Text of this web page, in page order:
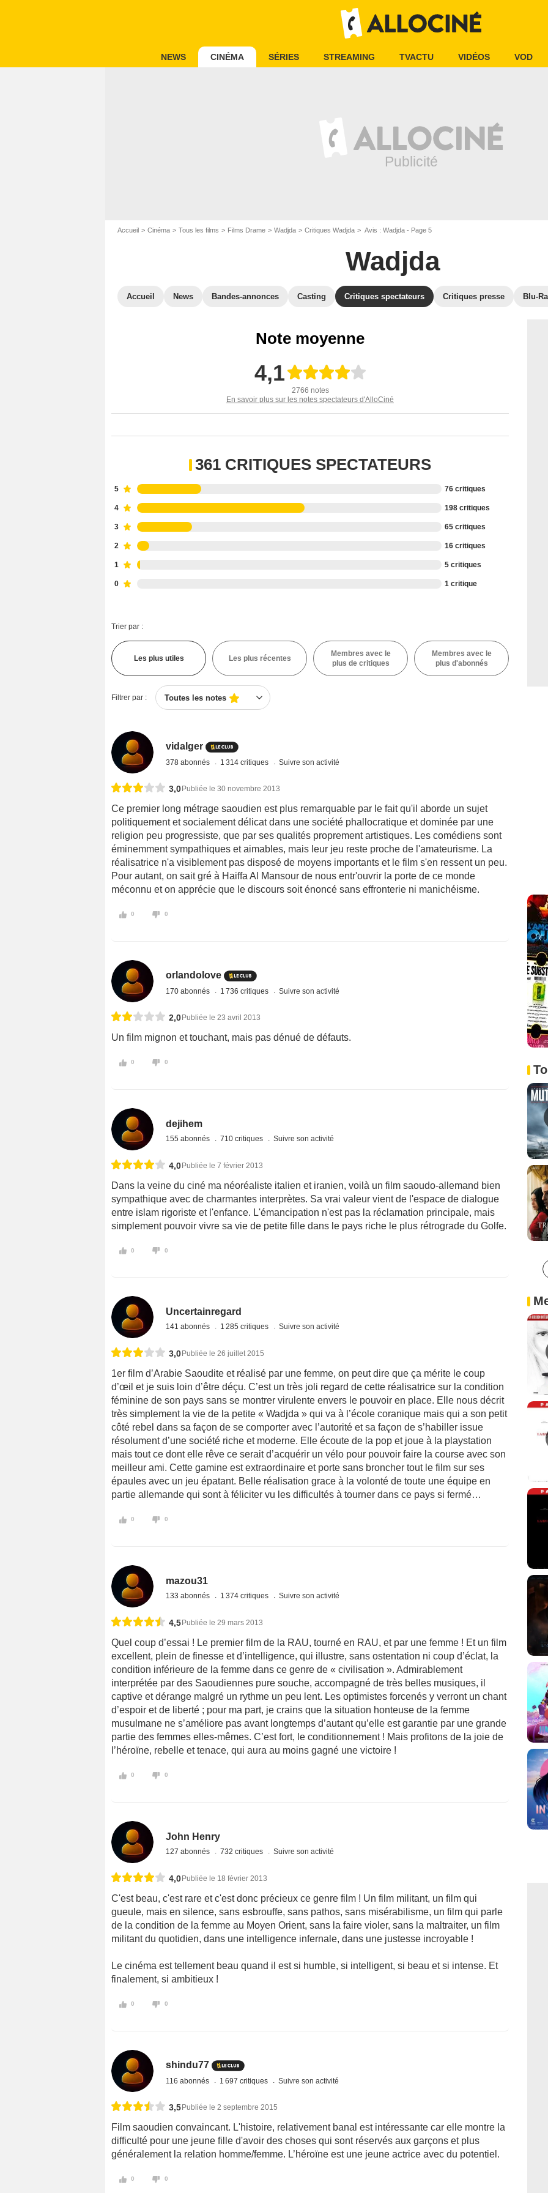
NEWS CINÉMA SÉRIES STREAMING TVACTU VIDÉOS VOD
Accueil Cinéma Tous les films Films Drame Wadjda Critiques Wadjda Avis : Wadjda - Page 5
Wadjda
Accueil News Bandes-annonces Casting Critiques spectateurs Critiques presse Blu-
Note moyenne
4,1
2766 notes
En savoir plus sur les notes spectateurs d'AlloCiné
361 CRITIQUES SPECTATEURS
5 76 critiques
4 198 critiques
3 65 critiques
2 16 critiques
1 5 critiques
0 1 critique
Trier par :
Les plus utiles Les plus récentes
Membres avec le
plus de critiques
Membres avec le
plus d'abonnés
Filtrer par : Toutes les notes
vidalger
378 abonnés 1 314 critiques Suivre son activité
3,0 Publiée le 30 novembre 2013
Ce premier long métrage saoudien est plus remarquable par le fait qu'il aborde un sujet
politiquement et socialement délicat dans une société phallocratique et dominée par une
religion peu progressiste, que par ses qualités proprement artistiques. Les comédiens sont
éminemment sympathiques et aimables, mais leur jeu reste proche de l'amateurisme. La
réalisatrice n'a visiblement pas disposé de moyens importants et le film s'en ressent un peu.
Pour autant, on sait gré à Haiffa Al Mansour de nous entr'ouvrir la porte de ce monde
méconnu et on apprécie que le discours soit énoncé sans effronterie ni manichéisme.
0 0
orlandolove
170 abonnés 1 736 critiques Suivre son activité
2,0Publiée le 23 avril 2013
Un film mignon et touchant, mais pas dénué de défauts.
0 0
dejihem
155 abonnés 710 critiques Suivre son activité
4,0Publiée le 7 février 2013
Dans la veine du ciné ma néoréaliste italien et iranien, voilà un film saoudo-allemand bien
sympathique avec de charmantes interprètes. Sa vrai valeur vient de l'espace de dialogue
entre islam rigoriste et l'enfance. L'émancipation n'est pas la réclamation principale, mais
simplement pouvoir vivre sa vie de petite fille dans le pays riche le plus rétrograde du Golfe.
0 0
Uncertainregard
141 abonnés 1 285 critiques Suivre son activité
3,0 Publiée le 26 juillet 2015
1er film d’Arabie Saoudite et réalisé par une femme, on peut dire que ça mérite le coup
d’œil et je suis loin d’être déçu. C’est un très joli regard de cette réalisatrice sur la condition
féminine de son pays sans se montrer virulente envers le pouvoir en place. Elle nous décrit
très simplement la vie de la petite « Wadjda » qui va à l’école coranique mais qui a son petit
côté rebel dans sa façon de se comporter avec l’autorité et sa façon de s’habiller issue
résolument d’une société riche et moderne. Elle écoute de la pop et joue à la playstation
mais tout ce dont elle rêve ce serait d’acquérir un vélo pour pouvoir faire la course avec son
meilleur ami. Cette gamine est extraordinaire et porte sans broncher tout le film sur ses
épaules avec un jeu épatant. Belle réalisation grace à la volonté de toute une équipe en
partie allemande qui sont à féliciter vu les difficultés à tourner dans ce pays si fermé…
0 0
mazou31
133 abonnés 1 374 critiques Suivre son activité
4,5 Publiée le 29 mars 2013
Quel coup d’essai ! Le premier film de la RAU, tourné en RAU, et par une femme ! Et un film
excellent, plein de finesse et d’intelligence, qui illustre, sans ostentation ni coup d’éclat, la
condition inférieure de la femme dans ce genre de « civilisation ». Admirablement
interprétée par des Saoudiennes pure souche, accompagné de très belles musiques, il
captive et dérange malgré un rythme un peu lent. Les optimistes forcenés y verront un chant
d’espoir et de liberté ; pour ma part, je crains que la situation honteuse de la femme
musulmane ne s’améliore pas avant longtemps d’autant qu’elle est garantie par une grande
partie des femmes elles-mêmes. C’est fort, le conditionnement ! Mais profitons de la joie de
l’héroïne, rebelle et tenace, qui aura au moins gagné une victoire !
0 0
John Henry
127 abonnés 732 critiques Suivre son activité
4,0 Publiée le 18 février 2013
C'est beau, c'est rare et c'est donc précieux ce genre film ! Un film militant, un film qui
gueule, mais en silence, sans esbrouffe, sans pathos, sans misérabilisme, un film qui parle
de la condition de la femme au Moyen Orient, sans la faire violer, sans la maltraiter, un film
militant du quotidien, dans une intelligence infernale, dans une justesse incroyable !
Le cinéma est tellement beau quand il est si humble, si intelligent, si beau et si intense. Et
finalement, si ambitieux !
0 0
shindu77
116 abonnés 1 697 critiques Suivre son activité
3,5 Publiée le 2 septembre 2015
Film saoudien convaincant. L'histoire, relativement banal est intéressante car elle montre la
difficulté pour une jeune fille d'avoir des choses qui sont réservés aux garçons et plus
généralement la relation homme/femme. L’héroïne est une jeune actrice avec du potentiel.
0 0